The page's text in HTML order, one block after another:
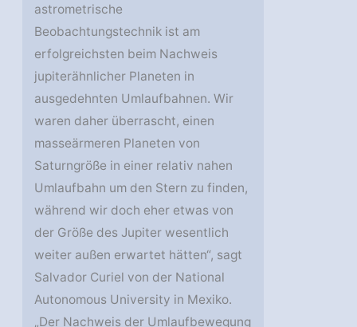
astrometrische
Beobachtungstechnik ist am
erfolgreichsten beim Nachweis
jupiterähnlicher Planeten in
ausgedehnten Umlaufbahnen. Wir
waren daher überrascht, einen
masseärmeren Planeten von
Saturngröße in einer relativ nahen
Umlaufbahn um den Stern zu finden,
während wir doch eher etwas von
der Größe des Jupiter wesentlich
weiter außen erwartet hätten“, sagt
Salvador Curiel von der National
Autonomous University in Mexiko.
„Der Nachweis der Umlaufbewegung